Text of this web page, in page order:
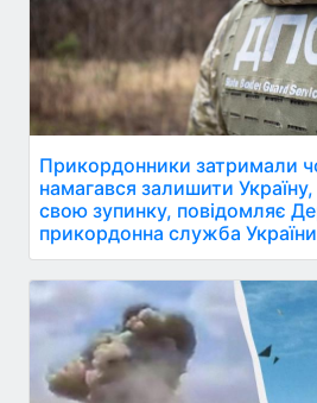
Прикордонники затримали
намагався залишити
свою зупинку, повідомляє
прикордонна служба